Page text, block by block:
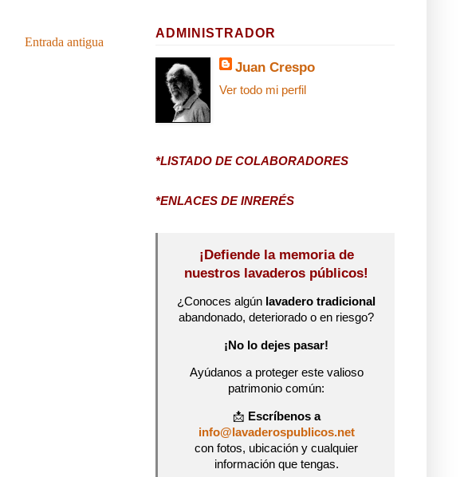
Entrada antigua
ADMINISTRADOR
Juan Crespo
Ver todo mi perfil
*LISTADO DE COLABORADORES
*ENLACES DE INRERÉS
¡Defiende la memoria de
nuestros lavaderos públicos!
¿Conoces algún lavadero tradicional
abandonado, deteriorado o en riesgo?
¡No lo dejes pasar!
Ayúdanos a proteger este valioso
patrimonio común:
📩 Escríbenos a
info@lavaderospublicos.net
con fotos, ubicación y cualquier
información que tengas.